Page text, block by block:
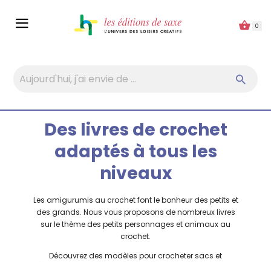
0
Des livres de crochet
adaptés à tous les
niveaux
Les amigurumis au crochet font le bonheur des petits et
des grands. Nous vous proposons de nombreux livres
sur le thème des petits personnages et animaux au
crochet.
Découvrez des modèles pour crocheter sacs et